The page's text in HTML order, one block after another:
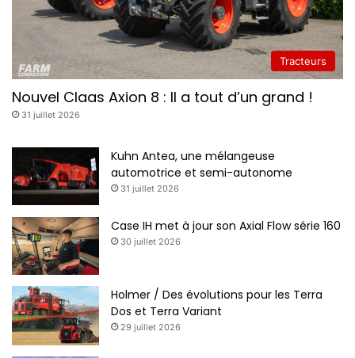
Tracteurs
Nouvel Claas Axion 8 : Il a tout d’un grand !
31 juillet 2026
Kuhn Antea, une mélangeuse
automotrice et semi-autonome
31 juillet 2026
Case IH met à jour son Axial Flow série 160
30 juillet 2026
Holmer / Des évolutions pour les Terra
Dos et Terra Variant
29 juillet 2026